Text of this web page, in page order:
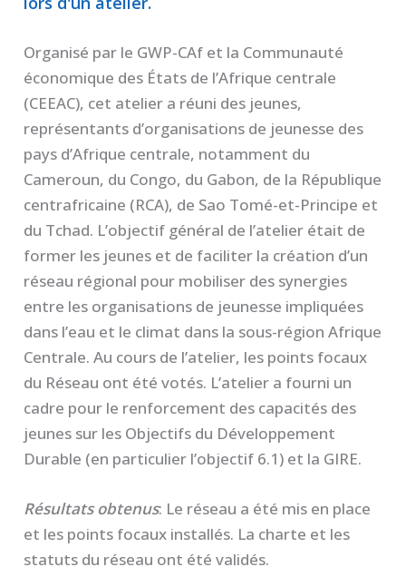
Organisé par le GWP-CAf et la Communauté
économique des États de l’Afrique centrale
(CEEAC), cet atelier a réuni des jeunes,
représentants d’organisations de jeunesse des
pays d’Afrique centrale, notamment du
Cameroun, du Congo, du Gabon, de la République
centrafricaine (RCA), de Sao Tomé-et-Principe et
du Tchad. L’objectif général de l’atelier était de
former les jeunes et de faciliter la création d’un
réseau régional pour mobiliser des synergies
entre les organisations de jeunesse impliquées
dans l’eau et le climat dans la sous-région Afrique
Centrale. Au cours de l’atelier, les points focaux
du Réseau ont été votés. L’atelier a fourni un
cadre pour le renforcement des capacités des
jeunes sur les Objectifs du Développement
Durable (en particulier l’objectif 6.1) et la GIRE.
Résultats obtenus: Le réseau a été mis en place
et les points focaux installés. La charte et les
statuts du réseau ont été validés.